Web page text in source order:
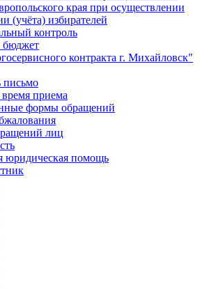
края при осуществлении
(учёта) избирателей
контроль
контракта г. Михайловск"
письмо
приема
формы обращений
лиц
юридическая помощь